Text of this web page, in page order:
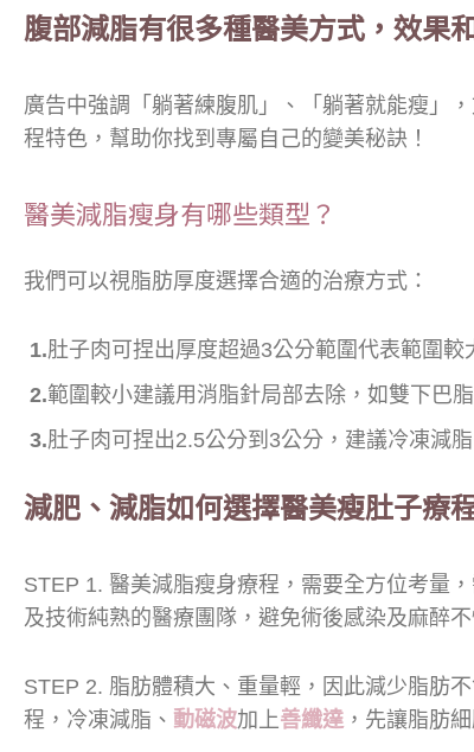
腹部減脂有很多種醫美方式，效果
廣告中強調「躺著練腹肌」、「躺著就能瘦」
程特色，幫助你找到專屬自己的變美秘訣！
醫美減脂瘦身有哪些類型？
我們可以視脂肪厚度選擇合適的治療方式：
1.肚子肉可捏出厚度超過3公分範圍代表範圍較
2.範圍較小建議用消脂針局部去除，如雙下巴脂
3.肚子肉可捏出2.5公分到3公分，建議冷凍減脂
減肥、減脂如何選擇醫美瘦肚子療
STEP 1. 醫美減脂瘦身療程，需要全方位考量
及技術純熟的醫療團隊，避免術後感染及麻醉
STEP 2. 脂肪體積大、重量輕，因此減少脂肪
程，冷凍減脂、 動磁波加上善纖達 ，先讓脂肪